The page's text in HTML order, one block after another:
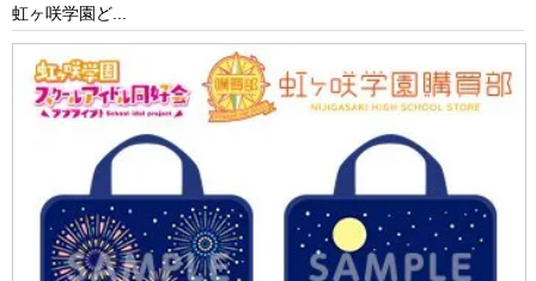
虹ヶ咲学園ど...